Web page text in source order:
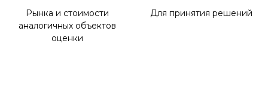
Рынка и стоимости
аналогичных объектов
оценки
Для принятия решений